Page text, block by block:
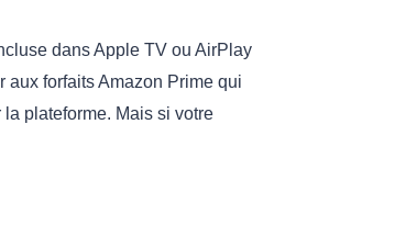
dans Apple TV ou AirPlay
aux forfaits Amazon Prime qui
plateforme. Mais si votre